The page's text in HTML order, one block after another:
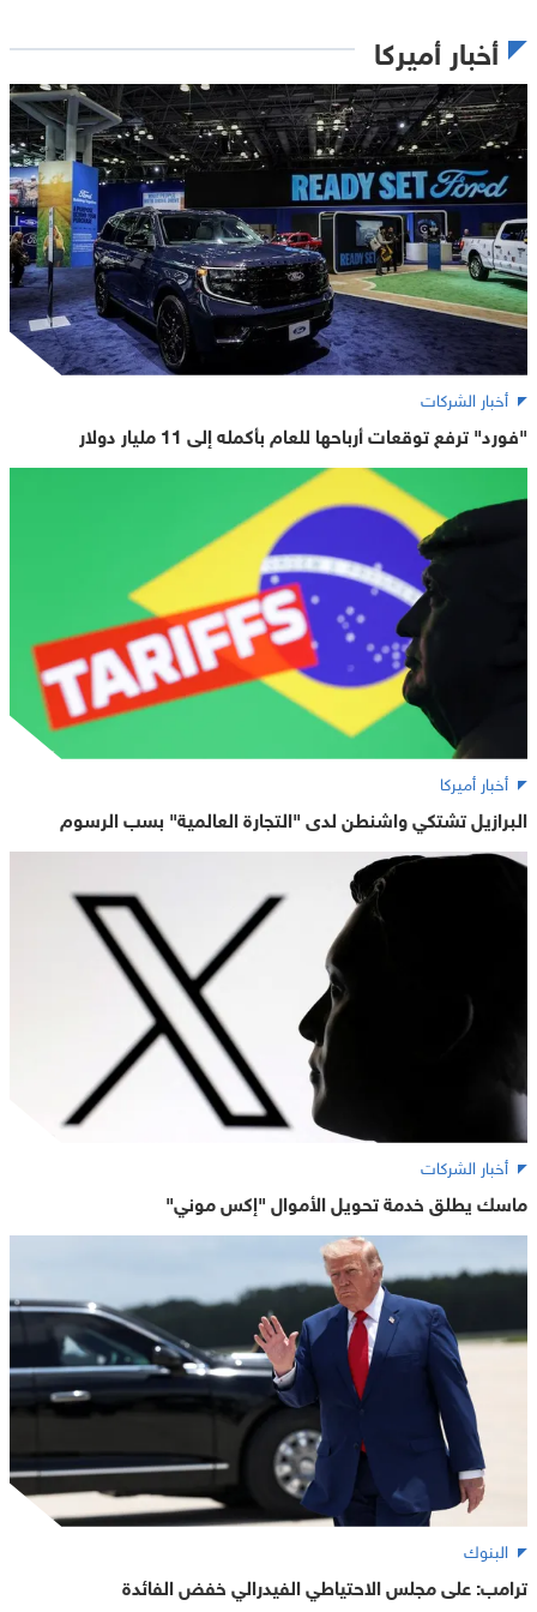
أخبار أميركا
أخبار الشركات
"فورد" ترفع توقعات أرباحها للعام بأكمله إلى 11 مليار دولار
أخبار أميركا
البرازيل تشتكي واشنطن لدى "التجارة العالمية" بسب الرسوم
أخبار الشركات
ماسك يطلق خدمة تحويل الأموال "إكس موني"
البنوك
ترامب: على مجلس الاحتياطي الفيدرالي خفض الفائدة